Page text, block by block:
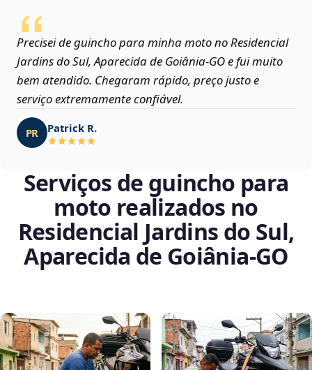
Precisei de guincho para minha moto no Residencial
Jardins do Sul, Aparecida de Goiânia‑GO e fui muito
bem atendido. Chegaram rápido, preço justo e
serviço extremamente confiável.
PR Patrick R.
Serviços de guincho para
moto realizados no
Residencial Jardins do Sul,
Aparecida de Goiânia‑GO